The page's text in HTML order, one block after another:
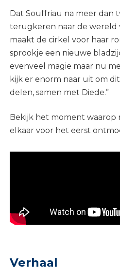
Dat Souffriau na meer dan
terugkeren naar de wereld
maakt de cirkel voor haar
sprookje een nieuwe
evenveel magie maar nu
kijk er enorm naar uit om
delen, samen met Diede.”
Bekijk het moment waarop
elkaar voor het eerst
Verhaal